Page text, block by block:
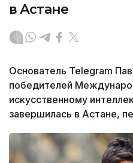
в Астане
Основатель Telegram
победителей
искусственному
завершилась в Астане,